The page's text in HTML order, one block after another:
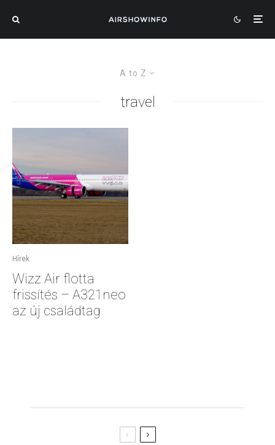
A to Z
travel
Hírek
Wizz Air flotta
frissítés – A321neo
az új családtag